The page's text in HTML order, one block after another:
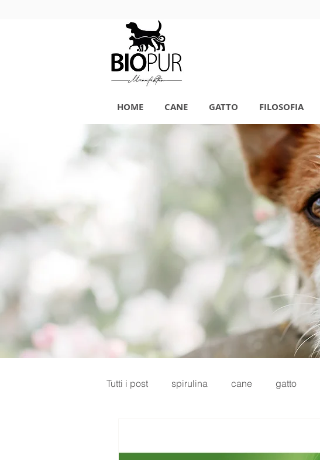
HOME CANE GATTO FILOSOFIA
Tutti i post spirulina cane gatto